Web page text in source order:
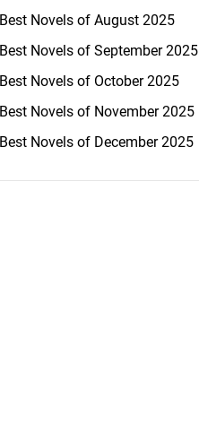
Best Novels of August 2025
Best Novels of September 2025
Best Novels of October 2025
Best Novels of November 2025
Best Novels of December 2025